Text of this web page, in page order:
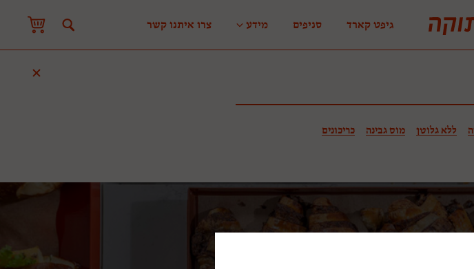
גיפט קארד סניפים מידע צרו איתנו קשר
ללא גלוטן מוס גבינה כריכונים